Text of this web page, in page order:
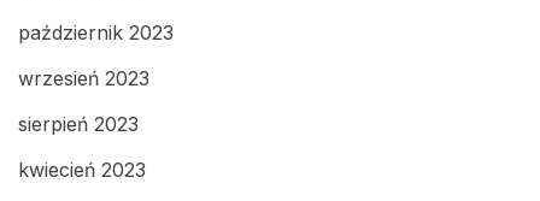
październik 2023
wrzesień 2023
sierpień 2023
kwiecień 2023